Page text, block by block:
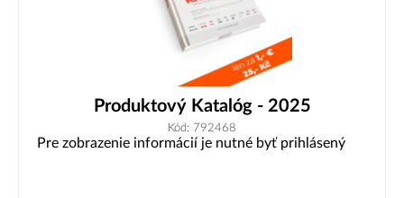
Produktový Katalóg - 2025
Kód: 792468
Pre zobrazenie informácií je nutné byť prihlásený